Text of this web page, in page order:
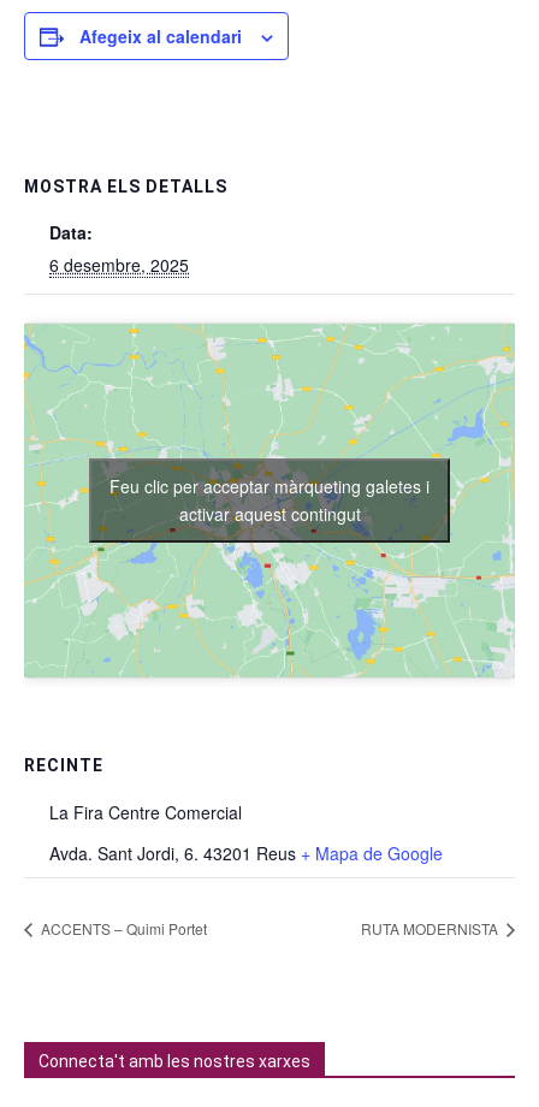
Afegeix al calendari
MOSTRA ELS DETALLS
Data:
6 desembre, 2025
RECINTE
La Fira Centre Comercial
Avda. Sant Jordi, 6. 43201 Reus + Mapa de Google
Feu clic per acceptar màrqueting galetes i
activar aquest contingut
ACCENTS – Quimi Portet RUTA MODERNISTA
Connecta't amb les nostres xarxes